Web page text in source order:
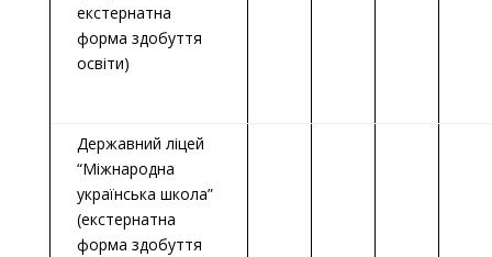
екстернатна
форма здобуття
освіти)
Державний ліцей
“Міжнародна
українська школа”
(екстернатна
форма здобуття